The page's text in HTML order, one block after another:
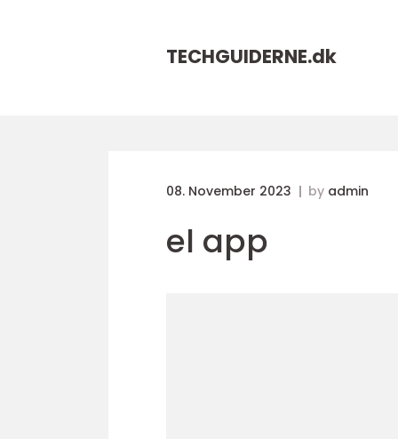
TECHGUIDERNE.dk
08. November 2023 by admin
el app